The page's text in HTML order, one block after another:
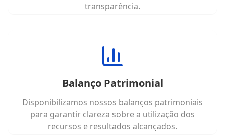
transparência.
Balanço Patrimonial
Disponibilizamos nossos balanços patrimoniais
para garantir clareza sobre a utilização dos
recursos e resultados alcançados.